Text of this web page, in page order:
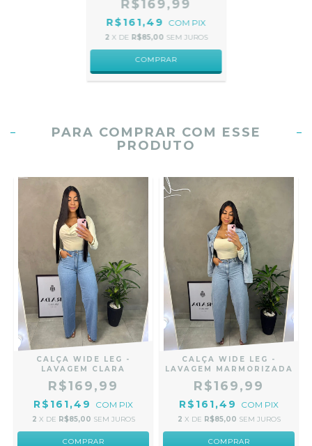
R$169,99
R$161,49 COM PIX
2 X DE R$85,00 SEM JUROS
COMPRAR
PARA COMPRAR COM ESSE
PRODUTO
CALÇA WIDE LEG -
LAVAGEM CLARA
R$169,99
R$161,49 COM PIX
2 X DE R$85,00 SEM JUROS
COMPRAR
CALÇA WIDE LEG -
LAVAGEM MARMORIZADA
R$169,99
R$161,49 COM PIX
2 X DE R$85,00 SEM JUROS
COMPRAR